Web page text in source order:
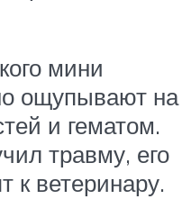
мини
ощупывают на
и гематом.
травму, его
к ветеринару.